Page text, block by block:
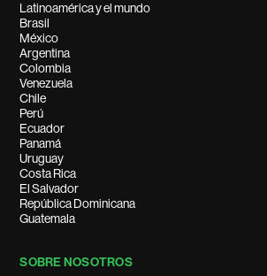
Latinoamérica y el mundo
Brasil
México
Argentina
Colombia
Venezuela
Chile
Perú
Ecuador
Panamá
Uruguay
Costa Rica
El Salvador
República Dominicana
Guatemala
SOBRE NOSOTROS